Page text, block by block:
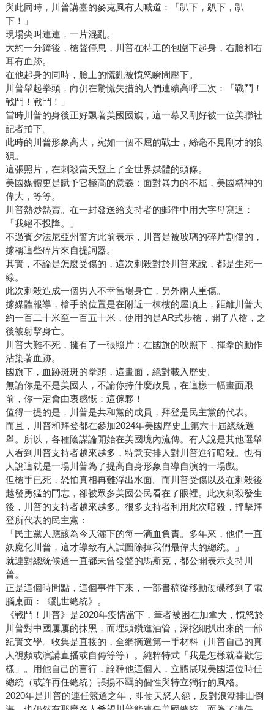
與此同時，川普講臺的麥克風有人喊道：「趴下，趴下，趴
下！」
現場尖叫連連，一片混亂。
大約一分鐘後，槍聲停息，川普在特工的包圍下起身，右臉和右
耳有血跡。
在他起身的同時，臉上的慌亂被憤怒瞬間壓下。
川普舉起拳頭，向仍在驚慌失措的人們連續高呼三次：「戰鬥！
戰鬥！戰鬥！」
當時川普的身後正好飄著美國國旗，這一幕又剛好被一位美聯社
記者拍下。
此時的川普形象高大，宛如一個不屈的戰士，絲毫不見剛才的狼
狽。
這張照片，在刺殺當天登上了全世界媒體的頭條。
美國媒體更是賦予它極高的意義：面對暴力的不屈，美國精神的
偉大，等等。
川普熱炒熱賣。在一封發送給支持者的郵件中用大字母寫道：
「我絕不投降。」
不過賓夕法尼亞州警方此前表示，川普是被玻璃的碎片割傷的，
據稱這些碎片來自提詞器。
其實，不論是怎麼受傷的，這次刺殺對於川普來說，都是生死一
線。
此次刺殺造成一個男人不幸當場身亡，另外兩人重傷。
據媒體報導，槍手的位置是在附近一棟樓的屋頂上，距離川普大
約一百二十米至一百五十米，使用的是AR式步槍，開了八槍，之
後被射擊身亡。
川普大難不死，擁有了一張照片：在國旗的映照下，揮拳的動作
沾染著血跡。
國旗下，血跡斑斑的拳頭，這畫面，絕對載入歷史。
無論你是不是美國人，不論你持什麼政見，在這樣一幅畫面跟
前，你一定會由衷感慨：這傢夥！
值得一提的是，川普是共和黨的成員，拜登是民主黨的代表。
而且，川普和拜登都在參加2024年美國歷史上第六十屆總統選
舉。所以，各種陰謀論開始在美國境內流傳。有人說是其他選舉
人看到川普支持者越來越多，特意安排人對川普進行暗殺。也有
人說這就是一場川普為了提高自身形象自導自演的一場戲。
但槍手已死，恐怕真相再難浮出水面。而川普受傷以及在刺殺後
越發勇猛的鬥志，卻被眾多美國公民看在了眼裡。此次刺殺發生
後，川普的支持者越來越多。很多支持者利用此次暗殺，抨擊拜
登所代表的民主黨：
「民主黨人應該為今天灑下的每一滴血負責。多年來，他們一直
妖魔化川普，這才導致有人試圖除掉我們最偉大的總統。」
就連對總統候選一直都未曾發聲的馬斯克，都公開表示支持川
普。
正是這個時間點，這個事件下來，一部書稿從移動硬碟移到了電
腦桌面：《亂世總統》。
《戰鬥！川普》是2020年疫情當下，筆者被困在加拿大，憤怒於
川普對中國屢屢的抹黑，而埋頭鑽進油管，深挖細扒出來的一部
紀實文學。收集是直接的，全網摘選第一手材料（川普自己的真
人視頻或演講直播或自傳等等）。純粹特式「我是怎樣就喜歡怎
樣」。用他自己的言行，詮釋他這個人，立體展現美國這位時任
總統（或許再任總統）張揚不羈的個性與特立獨行的風格。
2020年是川普的連任競選之年，即使天怒人怨，反對浪潮排山倒